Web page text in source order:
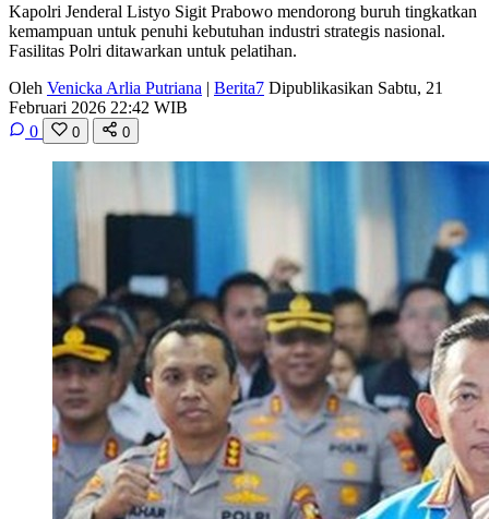
Kapolri Jenderal Listyo Sigit Prabowo mendorong buruh tingkatkan
kemampuan untuk penuhi kebutuhan industri strategis nasional.
Fasilitas Polri ditawarkan untuk pelatihan.
Oleh Venicka Arlia Putriana | Berita7 Dipublikasikan Sabtu, 21
Februari 2026 22:42 WIB
0
0 0